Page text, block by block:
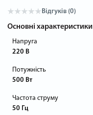
Відгуків (0)
Основні характеристики
Напруга
220 В
Потужність
500 Вт
Частота струму
50 Гц